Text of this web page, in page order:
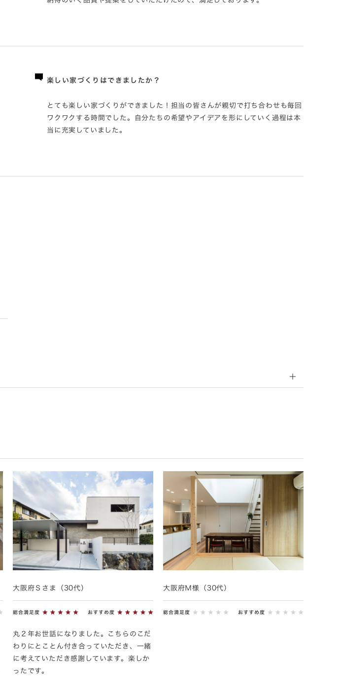
楽しい家づくりはできましたか？
とても楽しい家づくりができました！担当の皆さんが親切で打ち合わせも毎回
ワクワクする時間でした。自分たちの希望やアイデアを形にしていく過程は本
当に充実していました。
大阪府Ｓさま（30代）
総合満足度 おすすめ度
丸２年お世話になりました。こちらのこだ
わりにとことん付き合っていただき、一緒
に考えていただき感謝しています。楽しか
ったです。
大阪府Ｍ様（30代）
総合満足度 おすすめ度